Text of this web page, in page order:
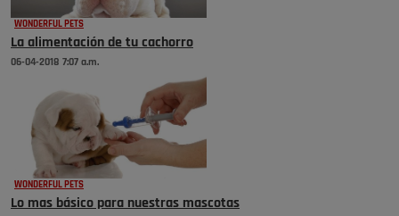
WONDERFUL PETS
La alimentación de tu cachorro
06-04-2018 7:07 a.m.
WONDERFUL PETS
Lo mas básico para nuestras mascotas